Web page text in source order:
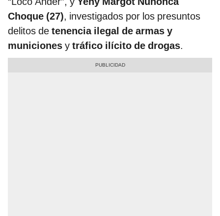
Choque (27), investigados por los presuntos
delitos de tenencia ilegal de armas y
municiones y tráfico ilícito de drogas.